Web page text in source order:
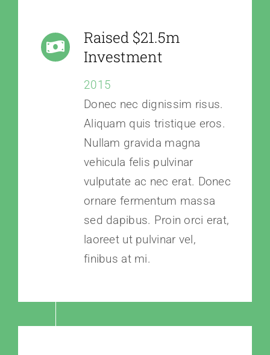
Raised $21.5m
Investment
2015
Donec nec dignissim risus.
Aliquam quis tristique eros.
Nullam gravida magna
vehicula felis pulvinar
vulputate ac nec erat. Donec
ornare fermentum massa
sed dapibus. Proin orci erat,
laoreet ut pulvinar vel,
finibus at mi.